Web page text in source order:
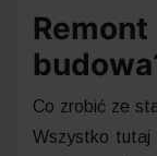
Co zrobić ze
Wszystko tutaj